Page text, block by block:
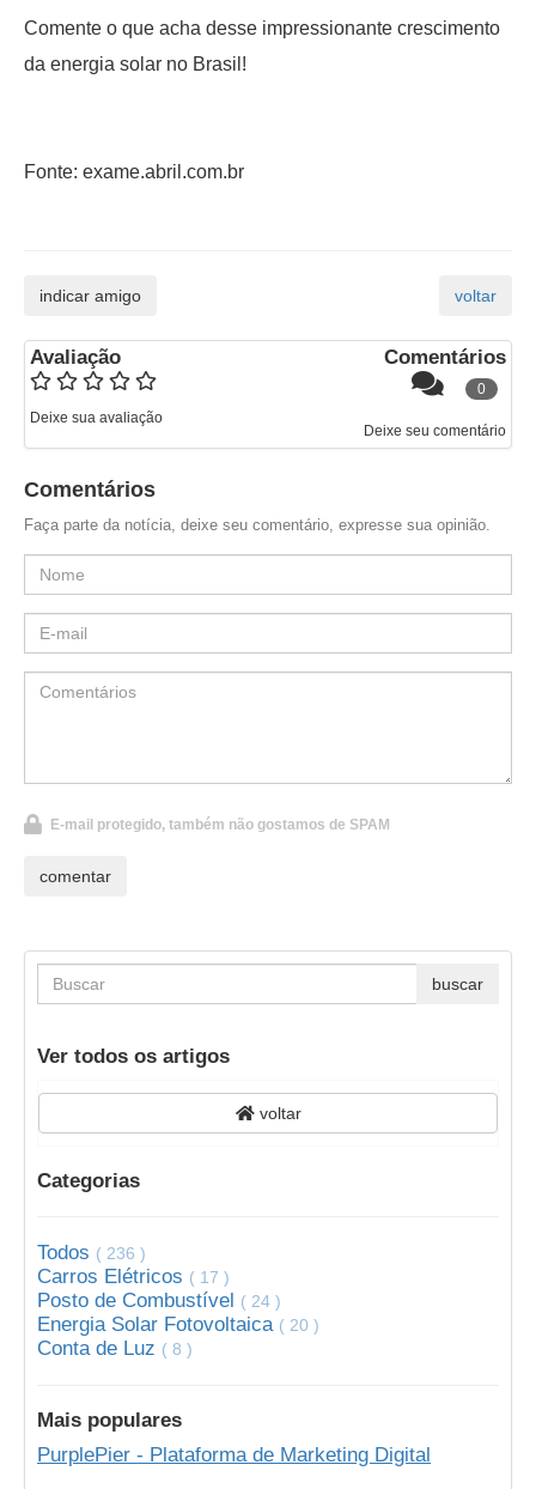
Comente o que acha desse impressionante crescimento
da energia solar no Brasil!
Fonte: exame.abril.com.br
Avaliação
Deixe sua avaliação
Comentários
0
Deixe seu comentário
Comentários
Faça parte da notícia, deixe seu comentário, expresse sua opinião.
E-mail protegido, também não gostamos de SPAM
Ver todos os artigos
voltar
Categorias
Todos ( 236 )
Carros Elétricos ( 17 )
Posto de Combustível ( 24 )
Energia Solar Fotovoltaica ( 20 )
Conta de Luz ( 8 )
Mais populares
PurplePier - Plataforma de Marketing Digital